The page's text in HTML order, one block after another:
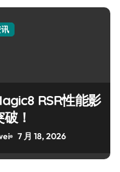
RSR性能影
！
7 月 18, 2026